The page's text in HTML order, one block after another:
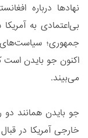
نهادها درباره
بی‌اعتمادی به
جمهوری؛ سیاست‌های
اکنون جو بایدن است
می‌بیند.
جو بایدن همانند
خارجی آمریکا در